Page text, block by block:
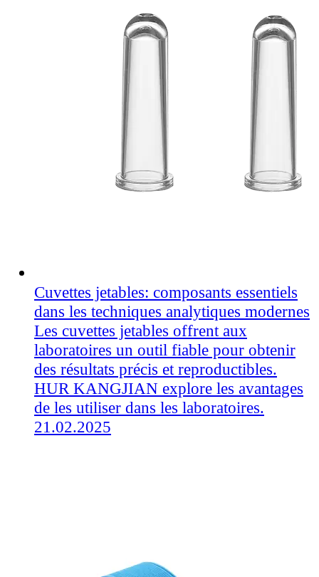
Cuvettes jetables: composants essentiels
dans les techniques analytiques modernes
Les cuvettes jetables offrent aux
laboratoires un outil fiable pour obtenir
des résultats précis et reproductibles.
HUR KANGJIAN explore les avantages
de les utiliser dans les laboratoires.
21.02.2025